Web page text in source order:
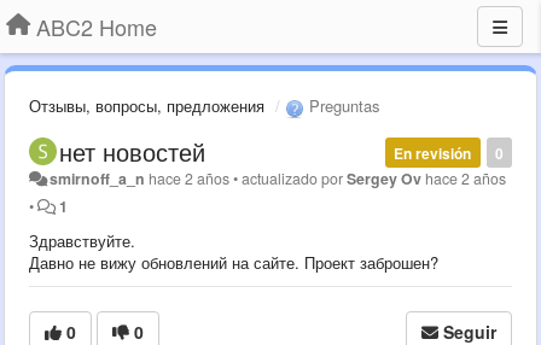
ABC2 Home
Отзывы, вопросы, предложения Preguntas
0
En revisión
нет новостей
smirnoff_a_n hace 2 años•actualizado porSergey Ov hace 2 años
•
1
Здравствуйте.
Давно не вижу обновлений на сайте. Проект заброшен?
0 0 Seguir